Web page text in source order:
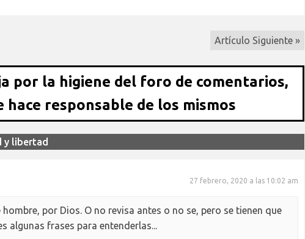
Artículo Siguiente »
por la higiene del foro de comentarios,
hace responsable de los mismos
y libertad
27 febrero, 2020 a las 10:02 am
hombre, por Dios. O no revisa antes o no se, pero se tienen que
algunas frases para entenderlas...